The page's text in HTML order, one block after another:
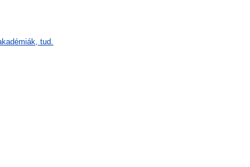
tud.